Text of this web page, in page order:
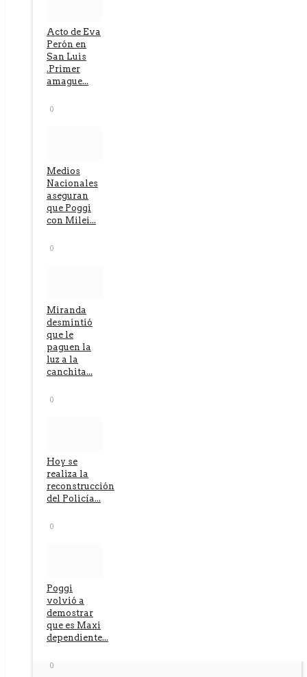
Acto de Eva
Perón en
San Luis
.Primer
amague...
0
Medios
Nacionales
aseguran
que Poggi
con Milei...
0
Miranda
desmintió
que le
paguen la
luz a la
canchita...
0
Hoy se
realiza la
reconstrucción
del Policía...
0
Poggi
volvió a
demostrar
que es Maxi
dependiente...
0